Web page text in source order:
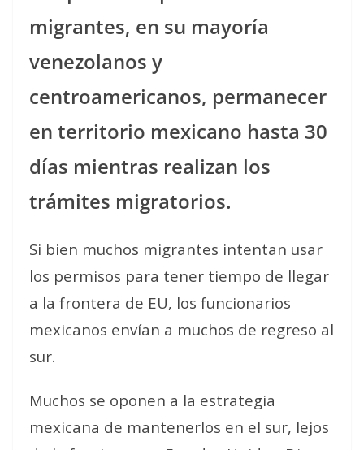
migrantes, en su mayoría
venezolanos y
centroamericanos, permanecer
en territorio mexicano hasta 30
días mientras realizan los
trámites migratorios.
Si bien muchos migrantes intentan usar
los permisos para tener tiempo de llegar
a la frontera de EU, los funcionarios
mexicanos envían a muchos de regreso al
sur.
Muchos se oponen a la estrategia
mexicana de mantenerlos en el sur, lejos